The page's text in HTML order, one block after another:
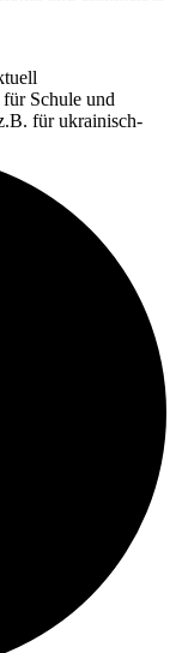
Schule und
für ukrainisch-